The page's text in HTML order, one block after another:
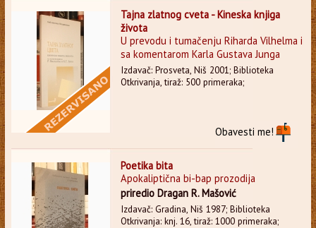
Tajna zlatnog cveta - Kineska knjiga
života
U prevodu i tumačenju Riharda Vilhelma i
sa komentarom Karla Gustava Junga
Izdavač: Prosveta, Niš 2001; Biblioteka
Otkrivanja, tiraž: 500 primeraka;
Obavesti me!
Poetika bita
Apokaliptična bi-bap prozodija
priredio Dragan R. Mašović
Izdavač: Gradina, Niš 1987; Biblioteka
Otkrivanja: knj. 16, tiraž: 1000 primeraka;